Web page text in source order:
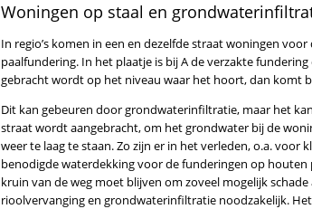
Woningen op staal en
In regio’s komen in een en dezelfde straat woningen
paalfundering. In het plaatje is bij A de verzakte
gebracht wordt op het niveau waar het hoort, dan komt
Dit kan gebeuren door grondwaterinfiltratie, maar het
straat wordt aangebracht, om het grondwater bij de
weer te laag te staan. Zo zijn er in het verleden, o.a.
benodigde waterdekking voor de funderingen op
kruin van de weg moet blijven om zoveel mogelijk
rioolvervanging en grondwaterinfiltratie noodzakelijk.